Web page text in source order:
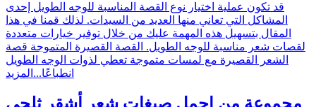
قد تكون عملية اختيار نوع القصة المناسبة للوجه الطويل إحدى
المشاكل التي تعاني منها العديد من السيدات. لذلك قمنا في هذا
المقال بتسهيل هذه المهمة عليك من خلال توفير خيارات متعددة
لقصات شعر مناسبة للوجه الطويل. القصة القصيرة المتموجة قصة
الشعر القصيرة مع لمسات متموجة تعطي لذوات الوجه الطويل
انطباعًا... المزيد